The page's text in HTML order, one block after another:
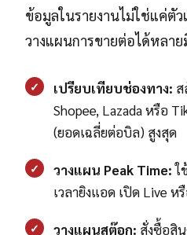
ข้อมูลในรายงานไม่ใช่แค่ตั
วางแผนการขายต่อได้หลา
✓ เปรียบเทียบช่องทาง: ส
Shopee, Lazada หรือ
(ยอดเฉลี่ยต่อบิล) สูงสุด
✓ วางแผน Peak Time:ใ
เวลายิงแอด เปิด Live
✓ วางแผนสต๊อก: สั่งซื้อสิน